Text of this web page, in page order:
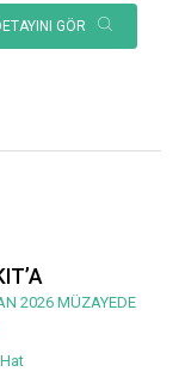
GÖR
2026 MÜZAYEDE
Hat